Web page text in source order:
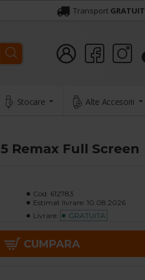
Transport GRATUIT
Stocare Alte Accesorii
Remax Full Screen
Cod: 612783
Estimat livrare: 10.08.2026
Livrare:
GRATUITA
CUMPARA